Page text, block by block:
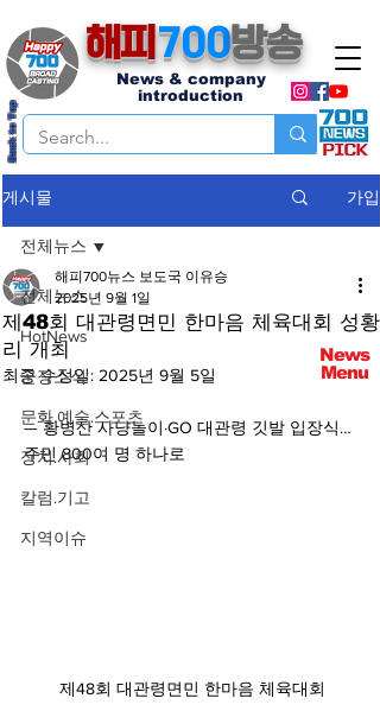
해피 700방송
News & company
introduction
Back to Top
게시물 가입
전체뉴스
HotNews
군정소식
문화.예술.스포츠
정치.사회
칼럼.기고
지역이슈
전체뉴스
제48회 대관령면민 한마음 체육대회 성황
리 개최
해피700뉴스 보도국 이유승
2025년 9월 1일
최종 수정일: 2025년 9월 5일
— 황병산 사냥놀이·GO 대관령 깃발 입장식…
주민 800여 명 하나로
제48회 대관령면민 한마음 체육대회
News
Menu